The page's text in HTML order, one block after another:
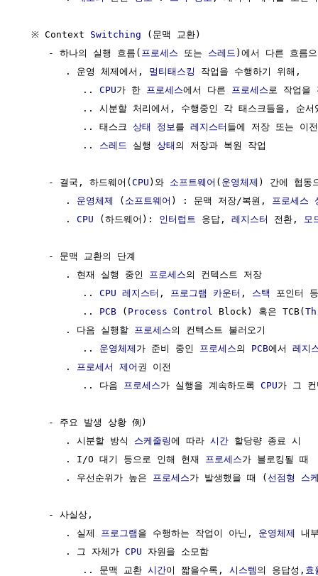
  ※ Context
Switching (문맥 교환)
     - 하나의 실행 흐름(
프로세스 또는 스레드 )에서 다른 흐름
        . 운영 체제에서,
멀티태스킹
작업을 수행하기 위해,
           ..
CPU가 한 프로세스에서 다른 프로세스 로 작업을
.. 시분할 처리에서, 수행중인 각 태스크들을, 순서
           .. 태스크
상태 정보 를 레지스터 들에 저장 또는 이
           ..
스레드 실행 상태 의 저장과 복원 작업
     - 결국, 하드웨어(
CPU )와 소프트웨어 ( 운영체제 ) 간에 협동
        .
운영체제 ( 소프트웨어 ) : 문맥 저장/복원, 프로세스
        .
CPU (하드웨어): 인터럽트 응답, 레지스터 전환, 모
     - 문맥 교환의 단계
        . 현재 실행 중인
프로세스의 컨텍스트 저장
           ..
CPU 레지스터 , 프로그램 카운터 , 스택
포인터
           ..
PCB ( Process Control Block) 혹은 TCB(
        . 다음 실행할
프로세스의 컨텍스트 불러오기
           ..
운영체제 가 준비 중인 프로세스의 PCB에서 레지
        .
프로세서 제어 권 이전
           .. 다음
프로세스가 실행을 계속하도록 CPU가 그 컨
     - 주요 발생 상황 例)
        . 시분할 방식
스케줄링에 따라 시간 할당량 종료 시
        . I/O 대기 등으로 인해 현재
프로세스가 블로킹될 때
        . 우선순위가 높은
프로세스가 발생했을 때 (선점형 스
     - 사실상,
        . 실제
프로그램 을 수행하는 작업이 아닌, 운영체제
내
        . 그 자체가
CPU 자원을 소모함
           .. 문맥 교환
시간이 짧을수록, 시스템 의 응답성, 효